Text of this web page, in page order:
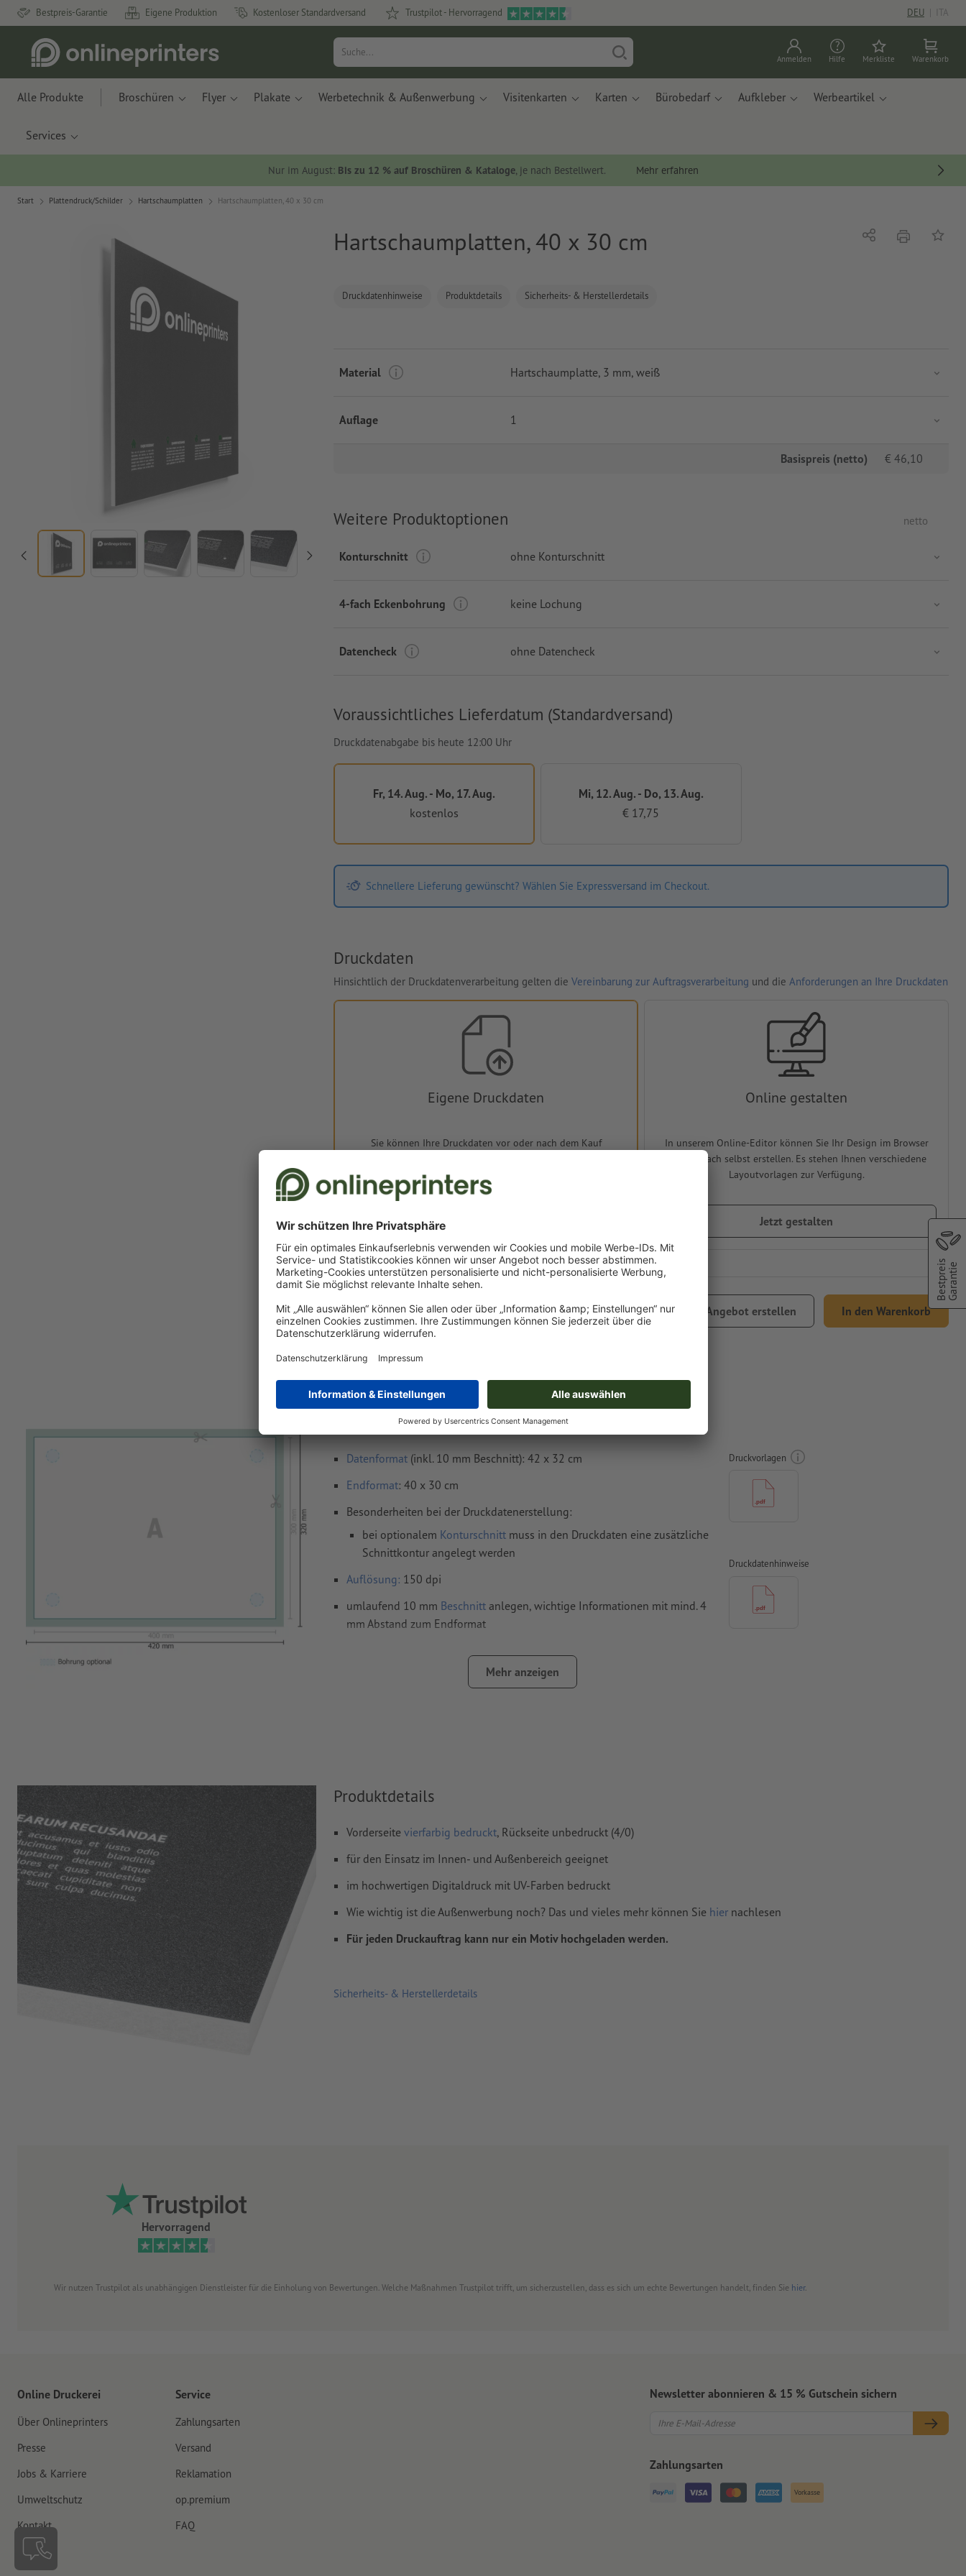
Bestpreis-Garantie Eigene Produktion Kostenloser Standardversand Trustpilot - Hervorragend DEU | ITA
Anmelden Hilfe Merkliste Warenkorb
Alle Produkte Broschüren Flyer Plakate Werbetechnik & Außenwerbung Visitenkarten Karten Bürobedarf Aufkleber Werbeartikel
Services
Nur im August: Bis zu 12 % auf Broschüren & Kataloge, je nach Bestellwert. Mehr erfahren
Start Plattendruck/Schilder Hartschaumplatten Hartschaumplatten, 40 x 30 cm
Hartschaumplatten, 40 x 30 cm
Druckdatenhinweise Produktdetails Sicherheits- & Herstellerdetails
Teilen DruckenAuf
Material Hartschaumplatte, 3 mm, weiß
Auflage 1
Basispreis (netto) € 46,10
Weitere Produktoptionen netto
Konturschnitt ohne Konturschnitt
4-fach Eckenbohrung keine Lochung
Datencheck ohne Datencheck
Voraussichtliches Lieferdatum (Standardversand)
Druckdatenabgabe bis heute 12:00 Uhr
Fr, 14. Aug. - Mo, 17. Aug.
kostenlos
Mi, 12. Aug. - Do, 13. Aug.
€ 17,75
Schnellere Lieferung gewünscht? Wählen Sie Expressversand im Checkout.
Druckdaten
Hinsichtlich der Druckdatenverarbeitung gelten die Vereinbarung zur Auftragsverarbeitung und die Anforderungen an Ihre Druckdaten
Eigene Druckdaten
Sie können Ihre Druckdaten vor oder nach dem Kauf
Online gestalten
In unserem Online-Editor können Sie Ihr Design im Browser
ganz einfach selbst erstellen. Es stehen Ihnen verschiedene
Layoutvorlagen zur Verfügung.
Jetzt gestalten
netto
€ 46,10
inkl. 22% MwSt.
€ 56,24 Angebot erstellen In den Warenkorb
Lieferung ca.:
Fr, 14. Aug. - Mo, 17. Aug.
Gewicht: ca.154,8 g
Druckdatenhinweise Hartschaumplatten, 40 x 30 cm
Datenformat (inkl. 10 mm Beschnitt): 42 x 32 cm
Endformat: 40 x 30 cm
Besonderheiten bei der Druckdatenerstellung:
bei optionalem Konturschnitt muss in den Druckdaten eine zusätzliche
Schnittkontur angelegt werden
Auflösung: 150 dpi
umlaufend 10 mm Beschnitt anlegen, wichtige Informationen mit mind. 4
mm Abstand zum Endformat
Inhalte vonFormularfeldern
Wie lege ich Druckdaten richtig an?
Mehr anzeigen
Druckvorlagen
Druckdatenhinweise
Produktdetails
Vorderseite vierfarbig bedruckt, Rückseite unbedruckt (4/0)
für den Einsatz im Innen- und Außenbereich geeignet
im hochwertigen Digitaldruck mit UV-Farben bedruckt
Wie wichtig ist die Außenwerbung noch? Das und vieles mehr können Sie hier nachlesen
Für jeden Druckauftrag kann nur ein Motiv hochgeladen werden.
Sicherheits- & Herstellerdetails
Hervorragend
Wir nutzen Trustpilot als unabhängigen Dienstleister für die Einholung von Bewertungen. Welche Maßnahmen Trustpilot trifft, um sicherzustellen, dass es sich um echte Bewertungen handelt, finden Sie hier.
BestpreisGarantie
Online Druckerei
Über Onlineprinters
Presse
Jobs & Karriere
Umweltschutz
Kontakt
Service
Zahlungsarten
Versand
Reklamation
op.premium
FAQ
Newsletter abonnieren & 15 % Gutschein sichern
Zahlungsarten
Vorkasse